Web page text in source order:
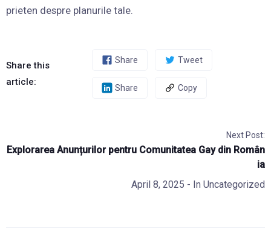
prieten despre planurile tale.
Share this
article:
Share Tweet
Share Copy
Next Post:
Explorarea Anunțurilor pentru Comunitatea Gay din Român
ia
April 8, 2025 - In Uncategorized